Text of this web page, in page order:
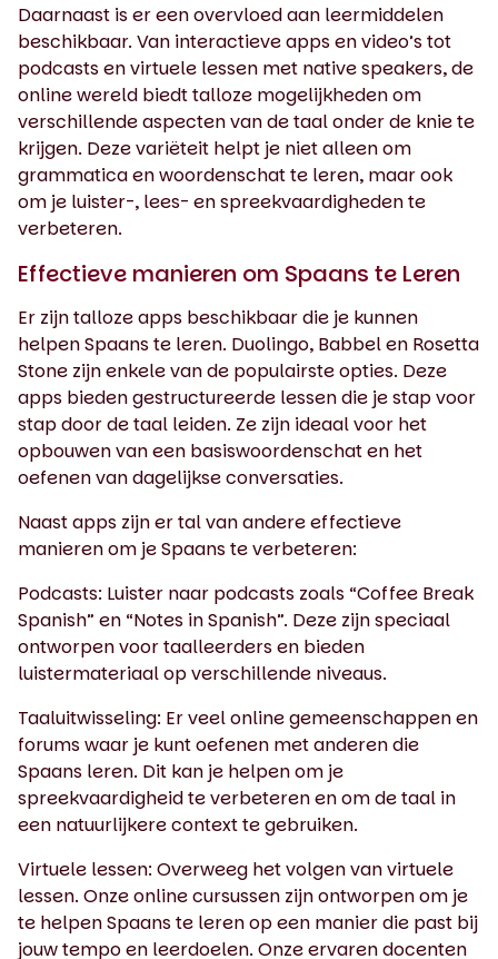
Daarnaast is er een overvloed aan leermiddelen
beschikbaar. Van interactieve apps en video’s tot
podcasts en virtuele lessen met native speakers, de
online wereld biedt talloze mogelijkheden om
verschillende aspecten van de taal onder de knie te
krijgen. Deze variëteit helpt je niet alleen om
grammatica en woordenschat te leren, maar ook
om je luister-, lees- en spreekvaardigheden te
verbeteren.
Effectieve manieren om Spaans te Leren
Er zijn talloze apps beschikbaar die je kunnen
helpen Spaans te leren. Duolingo, Babbel en Rosetta
Stone zijn enkele van de populairste opties. Deze
apps bieden gestructureerde lessen die je stap voor
stap door de taal leiden. Ze zijn ideaal voor het
opbouwen van een basiswoordenschat en het
oefenen van dagelijkse conversaties.
Naast apps zijn er tal van andere effectieve
manieren om je Spaans te verbeteren:
Podcasts: Luister naar podcasts zoals “Coffee Break
Spanish” en “Notes in Spanish”. Deze zijn speciaal
ontworpen voor taalleerders en bieden
luistermateriaal op verschillende niveaus.
Taaluitwisseling: Er veel online gemeenschappen en
forums waar je kunt oefenen met anderen die
Spaans leren. Dit kan je helpen om je
spreekvaardigheid te verbeteren en om de taal in
een natuurlijkere context te gebruiken.
Virtuele lessen: Overweeg het volgen van virtuele
lessen. Onze online cursussen zijn ontworpen om je
te helpen Spaans te leren op een manier die past bij
jouw tempo en leerdoelen. Onze ervaren docenten